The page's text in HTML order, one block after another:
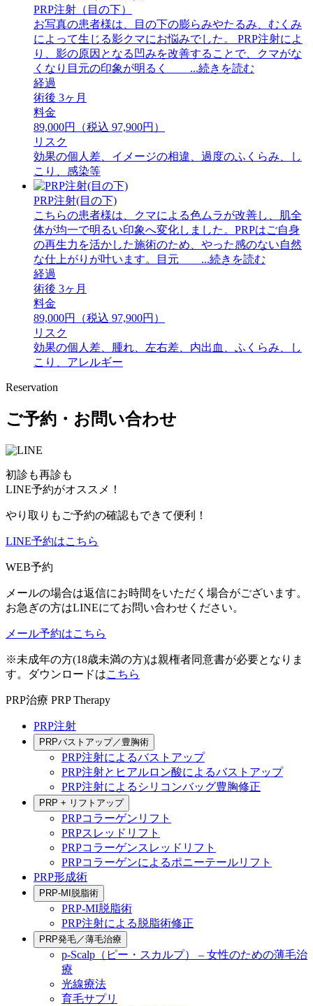
PRP注射（目の下）
お写真の患者様は、目の下の膨らみやたるみ、むくみ
によって生じる影クマにお悩みでした。 PRP注射によ
り、影の原因となる凹みを改善することで、クマがな
くなり目元の印象が明るく ...続きを読む
経過
術後 3ヶ月
料金
89,000円（税込 97,900円）
リスク
効果の個人差、イメージの相違、過度のふくらみ、し
こり、感染等
PRP注射(目の下)
こちらの患者様は、クマによる色ムラが改善し、肌全
体が均一で明るい印象へ変化しました。PRPはご自身
の再生力を活かした施術のため、やった感のない自然
な仕上がりが叶います。目元 ...続きを読む
経過
術後 3ヶ月
料金
89,000円（税込 97,900円）
リスク
効果の個人差、腫れ、左右差、内出血、ふくらみ、し
こり、アレルギー
Reservation
ご予約・お問い合わせ
初診も再診も
LINE予約がオススメ！
やり取りもご予約の確認もできて便利！
LINE予約はこちら
WEB予約
メールの場合は返信にお時間をいただく場合がございます。
お急ぎの方はLINEにてお問い合わせください。
メール予約はこちら
※未成年の方(18歳未満の方)は親権者同意書が必要となりま
す。ダウンロードはこちら
PRP治療 PRP Therapy
PRP注射
PRPバストアップ／豊胸術
PRP注射によるバストアップ
PRP注射とヒアルロン酸によるバストアップ
PRP注射によるシリコンバッグ豊胸修正
PRP + リフトアップ
PRPコラーゲンリフト
PRPスレッドリフト
PRPコラーゲンスレッドリフト
PRPコラーゲンによるポニーテールリフト
PRP形成術
PRP-MI脱脂術
PRP-MI脱脂術
PRP注射による脱脂術修正
PRP発毛／薄毛治療
p-Scalp（ピー・スカルプ） – 女性のための薄毛治
療
光線療法
育毛サプリ